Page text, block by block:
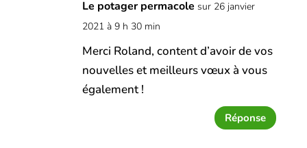
Le potager permacole sur 26 janvier
2021 à 9 h 30 min
Merci Roland, content d’avoir de vos
nouvelles et meilleurs vœux à vous
également !
Réponse